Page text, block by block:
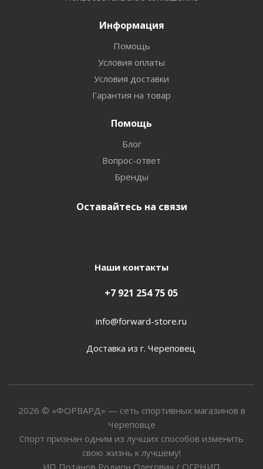
Информация
Помощь
Условия оплаты
Условия доставки
Гарантия на товар
Помощь
Блог
Вопрос-ответ
Бренды
Оставайтесь на связи
Наши контакты
+7 921 254 75 05
info@forward-store.ru
Доставка из г. Череповец
2026 © «ФОРВАРД» — сеть спортивных магазинов в
Череповце
Спорт признан одним из лучших способов изменить
свою жизнь к лучшему!
ИП Потанов Родион Олегович / ОГРНИП